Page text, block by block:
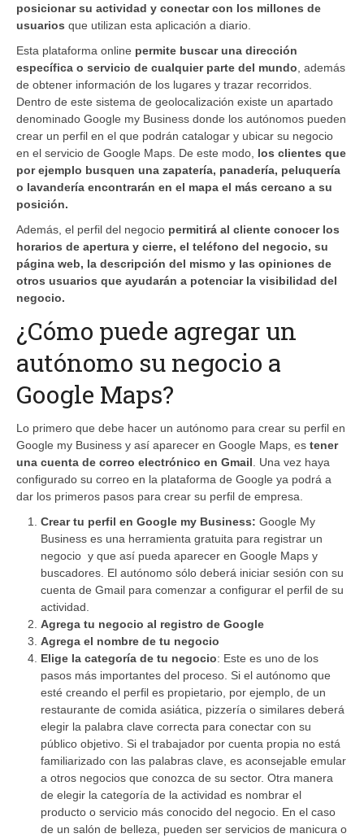
posicionar su actividad y conectar con los millones de
usuarios que utilizan esta aplicación a diario.
Esta plataforma online permite buscar una dirección
específica o servicio de cualquier parte del mundo , además
de obtener información de los lugares y trazar recorridos.
Dentro de este sistema de geolocalización existe un apartado
denominado Google my Business donde los autónomos pueden
crear un perfil en el que podrán catalogar y ubicar su negocio
en el servicio de Google Maps. De este modo, los clientes que
por ejemplo busquen una zapatería, panadería, peluquería
o lavandería encontrarán en el mapa el más cercano a su
posición.
Además, el perfil del negocio permitirá al cliente conocer los
horarios de apertura y cierre, el teléfono del negocio, su
página web, la descripción del mismo y las opiniones de
otros usuarios que ayudarán a potenciar la visibilidad del
negocio.
¿Cómo puede agregar un
autónomo su negocio a
Google Maps?
Lo primero que debe hacer un autónomo para crear su perfil en
Google my Business y así aparecer en Google Maps, es tener
una cuenta de correo electrónico en Gmail . Una vez haya
configurado su correo en la plataforma de Google ya podrá a
dar los primeros pasos para crear su perfil de empresa.
Crear tu perfil en Google my Business: Google My
Business es una herramienta gratuita para registrar un
negocio y que así pueda aparecer en Google Maps y
buscadores. El autónomo sólo deberá iniciar sesión con su
cuenta de Gmail para comenzar a configurar el perfil de su
actividad.
Agrega tu negocio al registro de Google
Agrega el nombre de tu negocio
Elige la categoría de tu negocio: Este es uno de los
pasos más importantes del proceso. Si el autónomo que
esté creando el perfil es propietario, por ejemplo, de un
restaurante de comida asiática, pizzería o similares deberá
elegir la palabra clave correcta para conectar con su
público objetivo. Si el trabajador por cuenta propia no está
familiarizado con las palabras clave, es aconsejable emular
a otros negocios que conozca de su sector. Otra manera
de elegir la categoría de la actividad es nombrar el
producto o servicio más conocido del negocio. En el caso
de un salón de belleza, pueden ser servicios de manicura o